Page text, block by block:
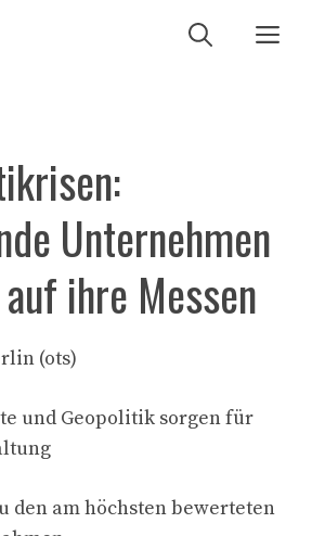
Unternehmen
ihre Messen
(ots)
und Geopolitik sorgen für
den am höchsten bewerteten